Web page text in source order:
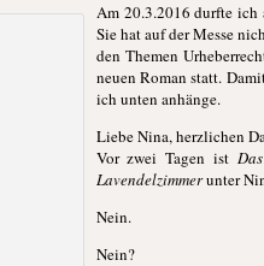
Am 20.3.2016 durfte ich
Sie hat auf der Messe
den Themen
neuen Roman statt.
ich unten anhänge.
Liebe Nina, herzlichen
Vor zwei Tagen ist
Lavendelzimmerunter
Nein.
Nein?